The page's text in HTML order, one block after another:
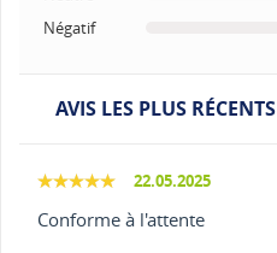
Négatif
AVIS LES PLUS RÉCENTS
22.05.2025
Conforme à l'attente